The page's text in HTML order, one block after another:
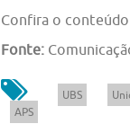
Confira o
Fonte:
UBS
APS